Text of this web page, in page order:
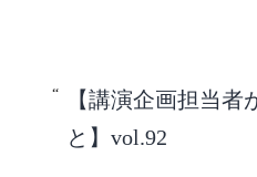
【講演企画担当者
と】vol.92